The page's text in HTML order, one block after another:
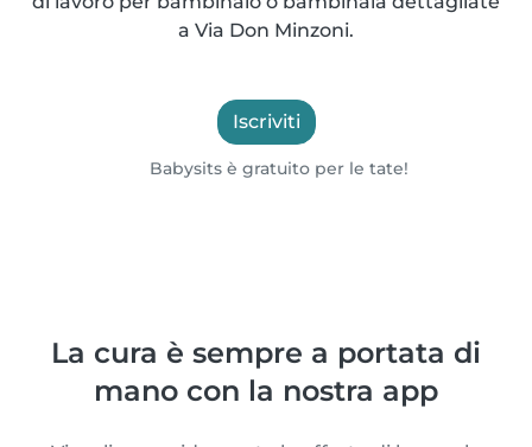
a Via Don Minzoni.
Iscriviti
Babysits è gratuito per le tate!
La cura è sempre a portata di
mano con la nostra app